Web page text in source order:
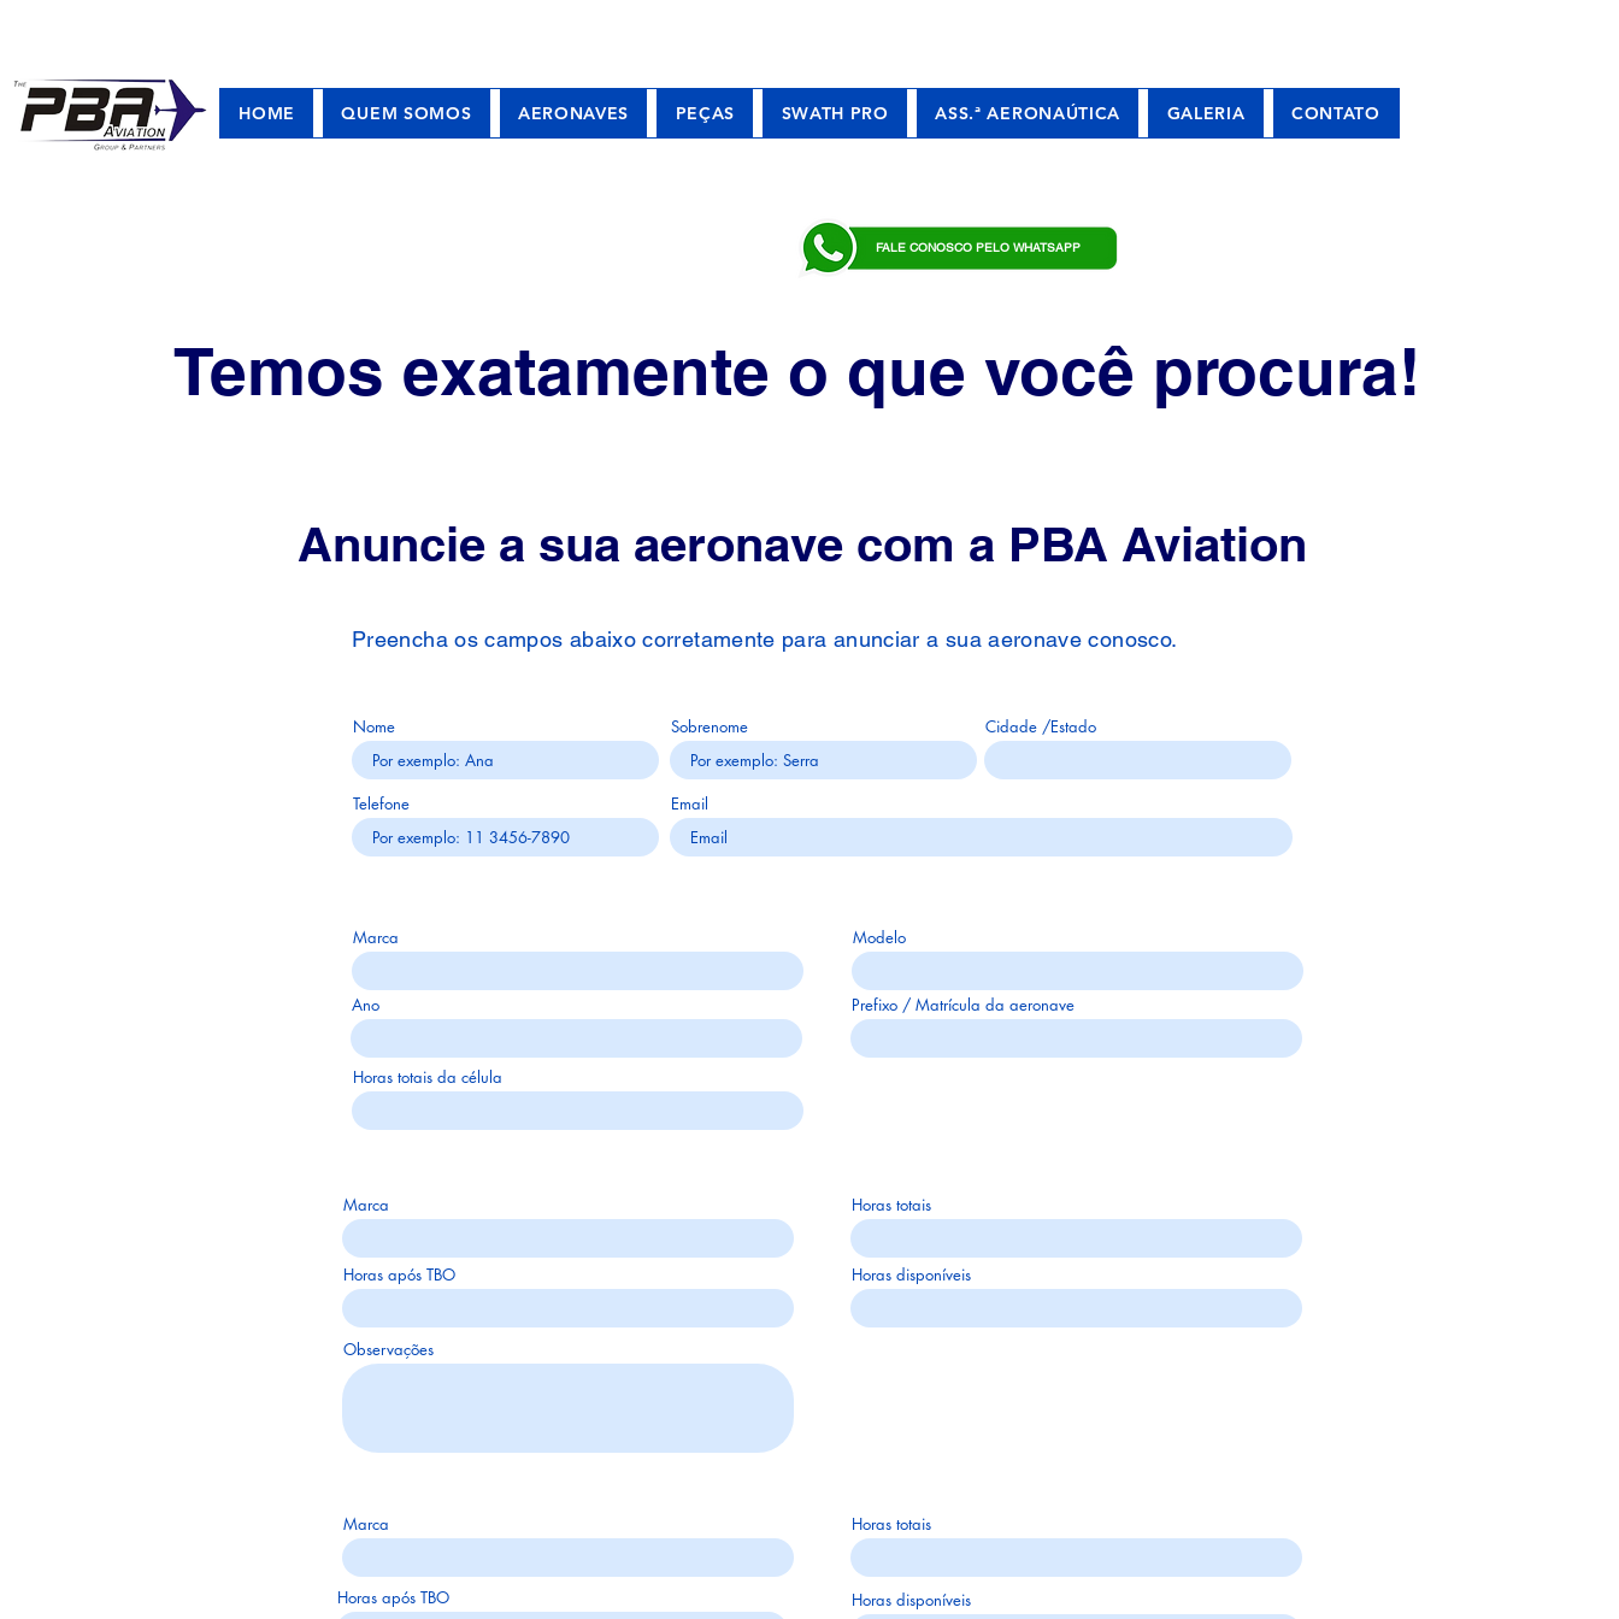
HOME QUEM SOMOS AERONAVES PEÇAS SWATH PRO ASS.ª AERONAÚTICA GALERIA CONTATO
FALE CONOSCO PELO WHATSAPP
Temos exatamente o que você procura!
Anuncie a sua aeronave com a PBA Aviation
Preencha os campos abaixo corretamente para anunciar a sua aeronave conosco.
Nome Sobrenome Cidade /Estado
Telefone Email
Marca
Ano
Modelo
Prefixo / Matrícula da aeronave
Horas totais da célula
Marca
Horas após TBO
Horas totais
Horas disponíveis
Observações
Marca
Horas após TBO
Horas totais
Horas disponíveis